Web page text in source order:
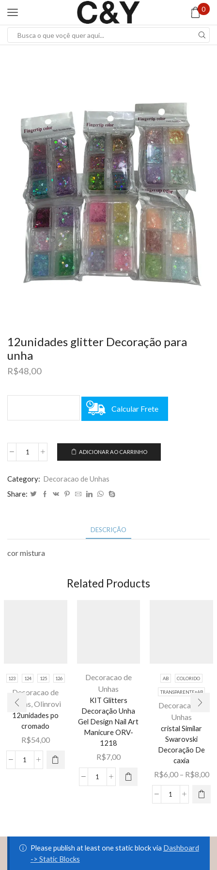
0
12unidades glitter Decoração para
unha
R$48,00
Calcular Frete
12unidades
Decoração
unha
ADICIONAR AO CARRINHO
Category: Decoracao de Unhas
Share:
DESCRIÇÃO
cor mistura
Related Products
123 124 125 126
Decoracao de
Unhas Olinrovi
12unidades po
cromado
R$54,00
12unidades
Este
produto
tem várias
variantes.
As opções
podem ser
Decoracao de
Unhas
KIT Glitters
Decoração Unha
Gel Design Nail Art
Manicure ORV-
1218
R$7,00
KIT
Nail
AB COLORIDO
TRANSPARENTE+AB
Decoracao de
Unhas
cristal Similar
Swarovski
Decoração De
caxia
R$6,00 – R$8,00
cristal
Decoração
De
Este
produto
tem várias
variantes.
As opções
podem ser
do
produto
Please publish at least one static block via Dashboard
-> Static Blocks